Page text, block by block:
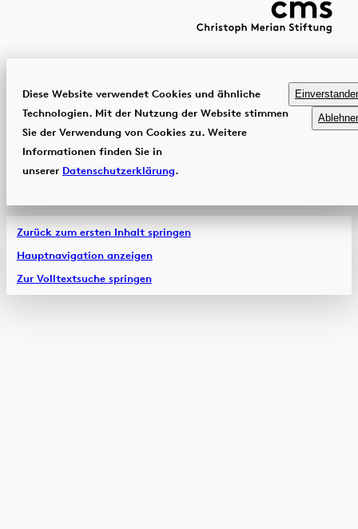
Diese Website verwendet Cookies und ähnliche
Technologien. Mit der Nutzung der Website stimmen
Sie der Verwendung von Cookies zu. Weitere
Informationen finden Sie in
unserer Datenschutzerklärung.
Zurück zum ersten Inhalt springen
Hauptnavigation anzeigen
Zur Volltextsuche springen